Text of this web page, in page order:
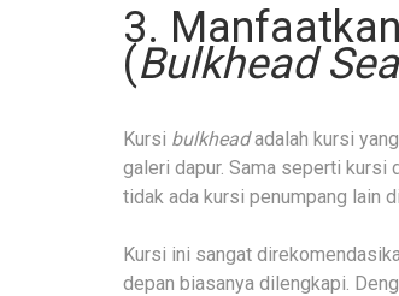
3.
(Bulkhead
Kursi bulkheadadalah kursi
galeri dapur. Sama seperti kursi
tidak ada kursi penumpang lain
Kursi ini sangat
depan biasanya dilengkapi.